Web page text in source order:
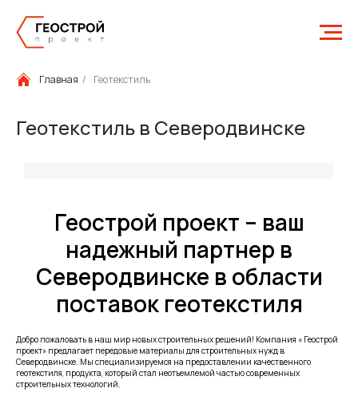
Главная / Геотекстиль
Геотекстиль в Северодвинске
Геострой проект – ваш
надежный партнер в
Северодвинске в области
поставок геотекстиля
Добро пожаловать в наш мир новых строительных решений! Компания « Геострой
проект» предлагает передовые материалы для строительных нужд в
Северодвинске. Мы специализируемся на предоставлении качественного
геотекстиля, продукта, который стал неотъемлемой частью современных
строительных технологий.